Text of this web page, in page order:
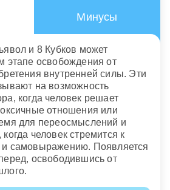
Минусы
и 8 Кубков может
этапе освобождения от
внутренней силы. Эти
на возможность
когда человек решает
отношения или
для переосмыслений и
человек стремится к
самовыражению. Появляется
освободившись от